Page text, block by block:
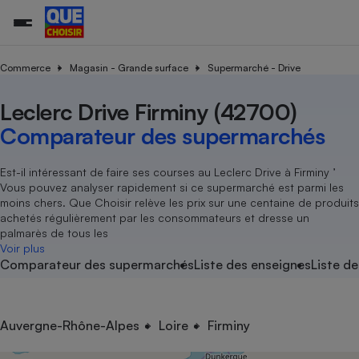
Commerce Magasin - Grande surface Supermarché - Drive
Leclerc Drive Firminy (42700)
Comparateur des supermarchés
Est-il intéressant de faire ses courses au Leclerc Drive à Firminy ’
Vous pouvez analyser rapidement si ce supermarché est parmi les
moins chers. Que Choisir relève les prix sur une centaine de produits
achetés régulièrement par les consommateurs et dresse un
palmarès de tous les
Voir plus
Comparateur des supermarchésListe des enseignesListe
Auvergne-Rhône-Alpes Loire Firminy
Additifs
Nutrition
Assurance auto
Magasin - Grande surface
Méthode de vente -
Organismes de défense
Système judiciairegratuit
Déchet
Achat - Vente - Travaux
Location
Sport
électrique
Démarche administrative
Senior
Service marchand
Train
Transport aérien
Toutes les actualités
Enquêtes
Guides d'achat
Conseils
Brèves
Tous les services
Soumettre un litige
Lettres types
Rencontrer une association locale
Tous nos combats
Nos actions
Nos grandes victoires
Les billets de la présidente
Nos associations locales
Nous rejoindre
En savoir plus sur Que Choisir Ensemble
?
L’association
Nos missions
Notre méthodologie
Notre financement
Nos partenaires
Nous rejoindre